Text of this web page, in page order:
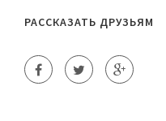
РАССКАЗАТЬ ДРУЗЬЯМ